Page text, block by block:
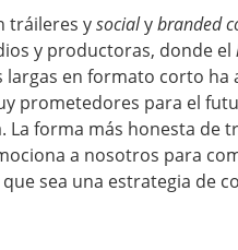
tráileres ysocialybranded
y productoras, donde el
en formato corto ha
prometedores para el
La forma más honesta de
a nosotros para
sea una estrategia de